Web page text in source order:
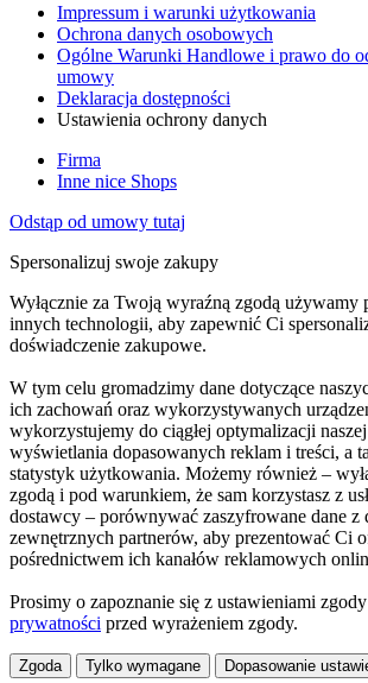
Impressum i warunki użytkowania
Ochrona danych osobowych
Ogólne Warunki Handlowe i prawo do
umowy
Deklaracja dostępności
Ustawienia ochrony danych
Firma
Inne nice Shops
Odstąp od umowy tutaj
Spersonalizuj swoje zakupy
Wyłącznie za Twoją wyraźną zgodą
innych technologii, aby zapewnić Ci
doświadczenie zakupowe.
W tym celu gromadzimy dane dotyczące
ich zachowań oraz wykorzystywanych
wykorzystujemy do ciągłej optymalizacji
wyświetlania dopasowanych reklam i treści, a
statystyk użytkowania. Możemy również –
zgodą i pod warunkiem, że sam korzystasz z
dostawcy – porównywać zaszyfrowane dane z
zewnętrznych partnerów, aby prezentować Ci
pośrednictwem ich kanałów reklamowych
Prosimy o zapoznanie się z ustawieniami zgody
prywatności przed wyrażeniem zgody.
Zgoda Tylko wymagane Dopasowanie